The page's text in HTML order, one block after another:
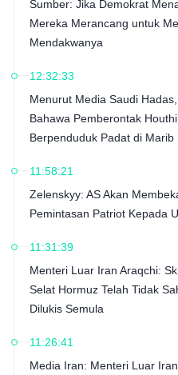
Sumber: Jika Demokrat
Mereka Merancang untuk
Mendakwanya
12:32:33
Menurut Media Saudi
Bahawa Pemberontak
Berpenduduk Padat di Marib
11:58:21
Zelenskyy: AS Akan
Pemintasan Patriot Kepada
11:31:39
Menteri Luar Iran Araqchi:
Selat Hormuz Telah Tidak
Dilukis Semula
11:26:41
Media Iran: Menteri Luar